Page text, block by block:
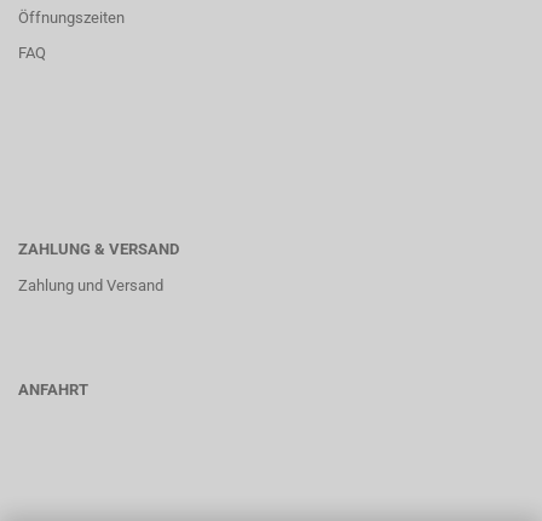
Öffnungszeiten
FAQ
ZAHLUNG & VERSAND
Zahlung und Versand
ANFAHRT